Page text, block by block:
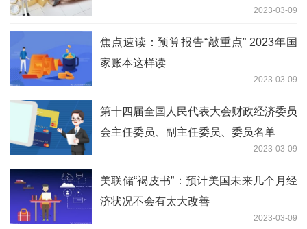
2023-03-09
焦点速读：预算报告“敲重点” 2023年国
家账本这样读
2023-03-09
第十四届全国人民代表大会财政经济委员
会主任委员、副主任委员、委员名单
2023-03-09
美联储“褐皮书”：预计美国未来几个月经
济状况不会有太大改善
2023-03-09